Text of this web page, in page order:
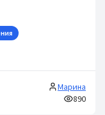
Марина
890